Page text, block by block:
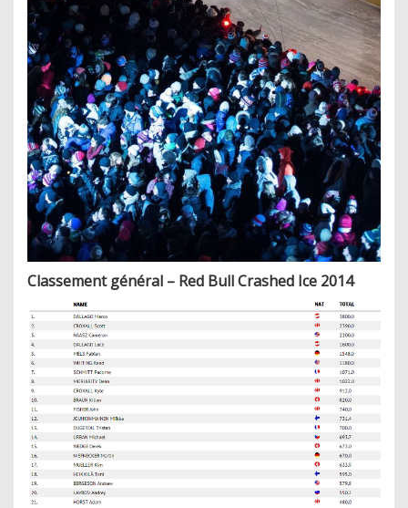
Classement général – Red Bull Crashed Ice 2014